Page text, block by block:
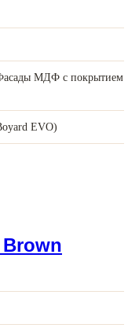
МДФ с покрытием
EVO)